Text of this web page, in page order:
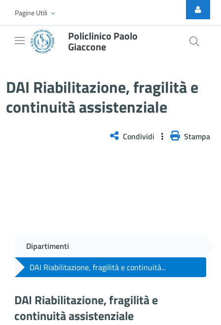
Skip to Main Content
Pagine Utili
Policlinico Paolo
Giaccone
DAI Riabilitazione, fragilità e
continuità assistenziale
Condividi Stampa
Dipartimenti
DAI Riabilitazione, fragilità e continuità...
DAI Riabilitazione, fragilità e
continuità assistenziale